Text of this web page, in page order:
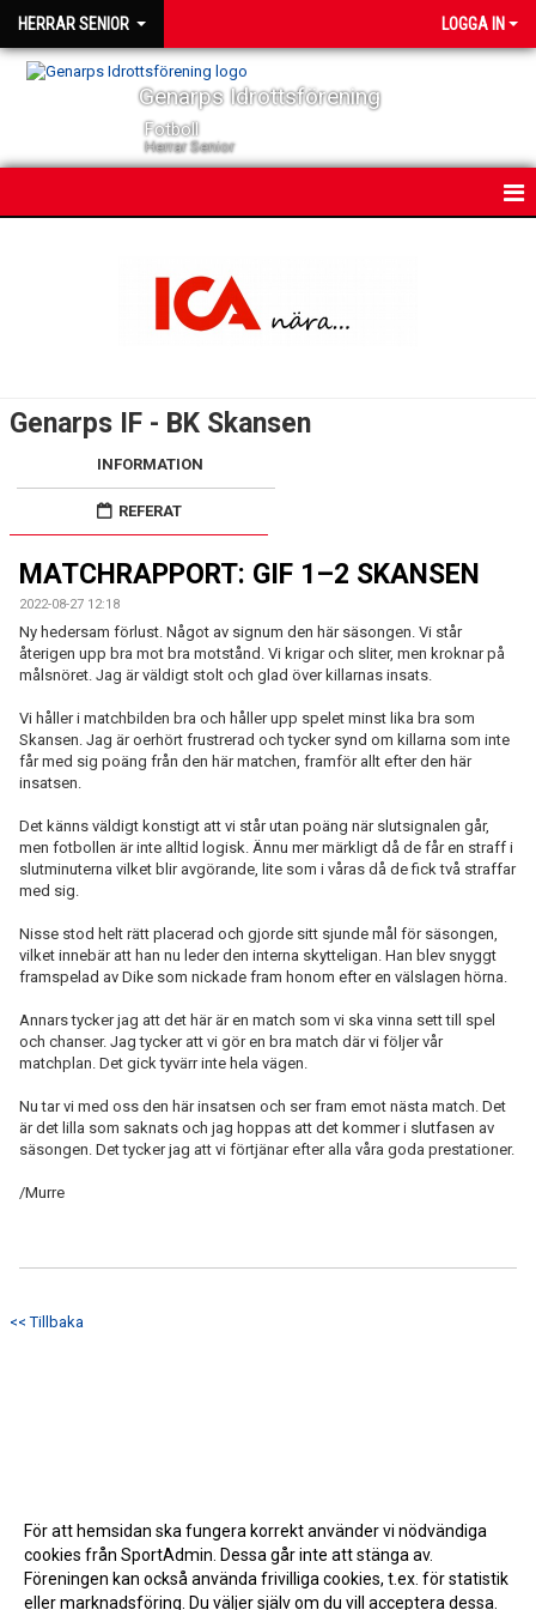
HERRAR SENIOR LOGGA IN
Genarps Idrottsförening
Fotboll
Herrar Senior
EKEVALLEN IP
DOKUMENT
BILDER
STATISTIK
Genarps IF - BK Skansen
INFORMATION
REFERAT
MATCHRAPPORT: GIF 1–2 SKANSEN
2022-08-27 12:18
Ny hedersam förlust. Något av signum den här säsongen. Vi står
återigen upp bra mot bra motstånd. Vi krigar och sliter, men kroknar på
målsnöret. Jag är väldigt stolt och glad över killarnas insats.
Vi håller i matchbilden bra och håller upp spelet minst lika bra som
Skansen. Jag är oerhört frustrerad och tycker synd om killarna som inte
får med sig poäng från den här matchen, framför allt efter den här
insatsen.
Det känns väldigt konstigt att vi står utan poäng när slutsignalen går,
men fotbollen är inte alltid logisk. Ännu mer märkligt då de får en straff i
slutminuterna vilket blir avgörande, lite som i våras då de fick två straffar
med sig.
Nisse stod helt rätt placerad och gjorde sitt sjunde mål för säsongen,
vilket innebär att han nu leder den interna skytteligan. Han blev snyggt
framspelad av Dike som nickade fram honom efter en välslagen hörna.
Annars tycker jag att det här är en match som vi ska vinna sett till spel
och chanser. Jag tycker att vi gör en bra match där vi följer vår
matchplan. Det gick tyvärr inte hela vägen.
Nu tar vi med oss den här insatsen och ser fram emot nästa match. Det
är det lilla som saknats och jag hoppas att det kommer i slutfasen av
säsongen. Det tycker jag att vi förtjänar efter alla våra goda prestationer.
/Murre
<< Tillbaka
För att hemsidan ska fungera korrekt använder vi nödvändiga
cookies från SportAdmin. Dessa går inte att stänga av.
Föreningen kan också använda frivilliga cookies, t.ex. för statistik
eller marknadsföring. Du väljer själv om du vill acceptera dessa.